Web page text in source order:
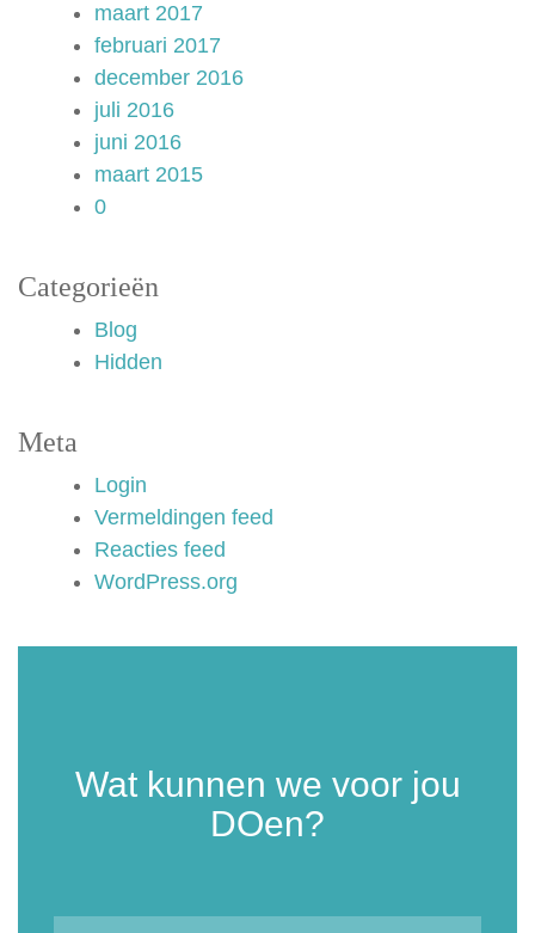
maart 2017
februari 2017
december 2016
juli 2016
juni 2016
maart 2015
0
Categorieën
Blog
Hidden
Meta
Login
Vermeldingen feed
Reacties feed
WordPress.org
Wat kunnen we voor jou
DOen?